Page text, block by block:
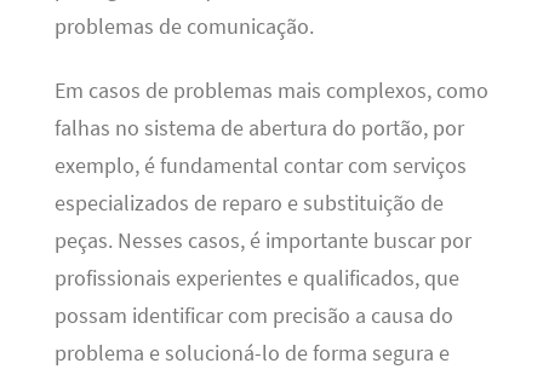
problemas de comunicação.
Em casos de problemas mais complexos, como
falhas no sistema de abertura do portão, por
exemplo, é fundamental contar com serviços
especializados de reparo e substituição de
peças. Nesses casos, é importante buscar por
profissionais experientes e qualificados, que
possam identificar com precisão a causa do
problema e solucioná-lo de forma segura e